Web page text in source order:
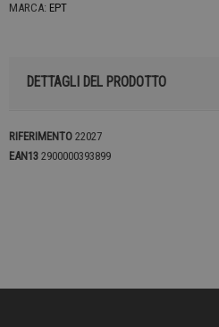
MARCA: EPT
DETTAGLI DEL PRODOTTO
RIFERIMENTO 22027
EAN13 2900000393899